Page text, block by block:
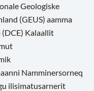
Geologiske
(GEUS) aamma
Kalaallit
Namminersorneq
ilisimatusarnerit